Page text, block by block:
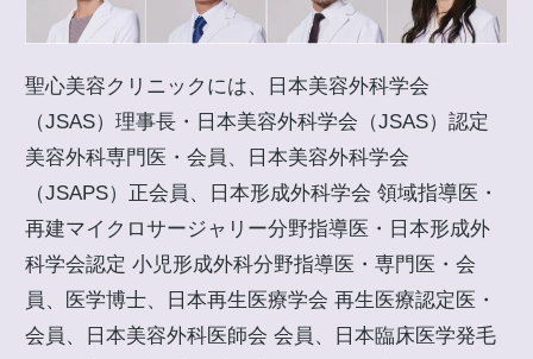
聖心美容クリニックには、日本美容外科学会
（JSAS）理事長・日本美容外科学会（JSAS）認定
美容外科専門医・会員、日本美容外科学会
（JSAPS）正会員、日本形成外科学会 領域指導医・
再建マイクロサージャリー分野指導医・日本形成外
科学会認定 小児形成外科分野指導医・専門医・会
員、医学博士、日本再生医療学会 再生医療認定医・
会員、日本美容外科医師会 会員、日本臨床医学発毛